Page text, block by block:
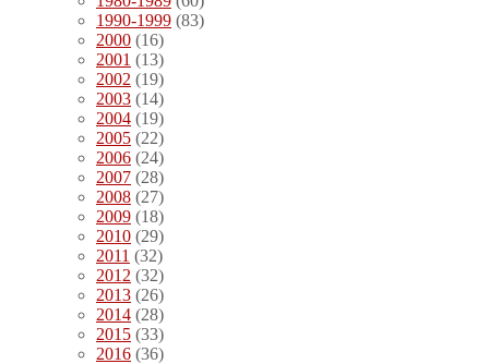
1990-1999 (83)
2000 (16)
2001 (13)
2002 (19)
2003 (14)
2004 (19)
2005 (22)
2006 (24)
2007 (28)
2008 (27)
2009 (18)
2010 (29)
2011 (32)
2012 (32)
2013 (26)
2014 (28)
2015 (33)
2016 (36)